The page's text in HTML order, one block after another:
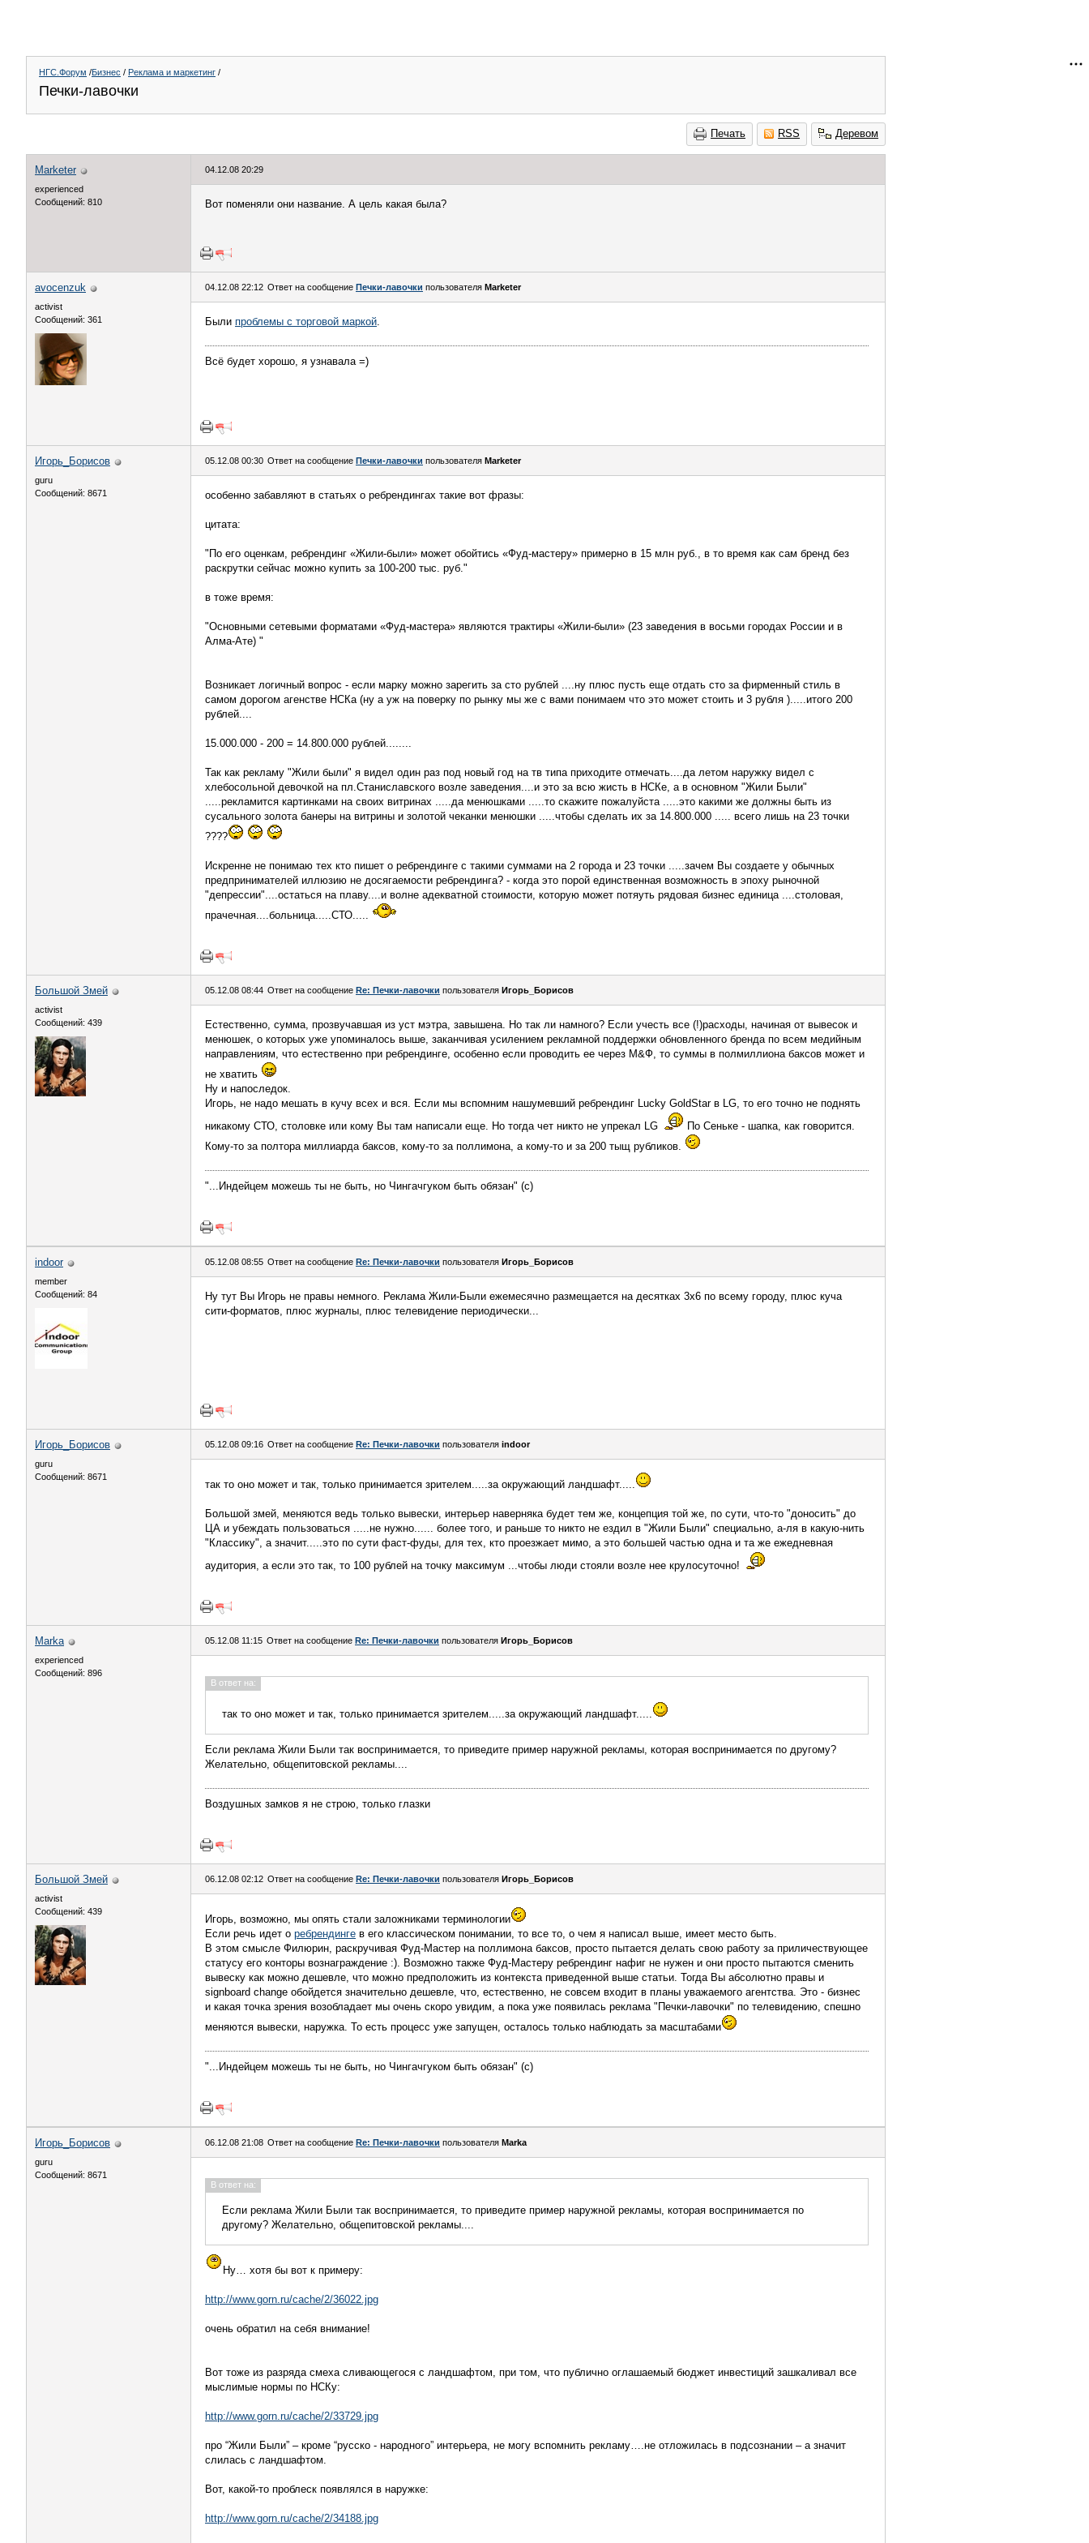
НГС.Форум /Бизнес / Реклама и маркетинг /
Печки-лавочки
Печать RSS Деревом
Marketer
experienced
Сообщений: 810
04.12.08 20:29
Вот поменяли они название. А цель какая была?
avocenzuk
activist
Сообщений: 361
04.12.08 22:12 Ответ на сообщение Печки-лавочки пользователя Marketer
Были проблемы с торговой маркой.
Всё будет хорошо, я узнавала =)
Игорь_Борисов
guru
Сообщений: 8671
05.12.08 00:30 Ответ на сообщение Печки-лавочки пользователя Marketer
особенно забавляют в статьях о ребрендингах такие вот фразы:
цитата:
"По его оценкам, ребрендинг «Жили-были» может обойтись «Фуд-мастеру» примерно в 15 млн руб., в то время как сам бренд без
раскрутки сейчас можно купить за 100-200 тыс. руб."
в тоже время:
"Основными сетевыми форматами «Фуд-мастера» являются трактиры «Жили-были» (23 заведения в восьми городах России и в
Алма-Ате) "
Возникает логичный вопрос - если марку можно зарегить за сто рублей ....ну плюс пусть еще отдать сто за фирменный стиль в
самом дорогом агенстве НСКа (ну а уж на поверку по рынку мы же с вами понимаем что это может стоить и 3 рубля ).....итого 200
рублей....
15.000.000 - 200 = 14.800.000 рублей........
Так как рекламу "Жили были" я видел один раз под новый год на тв типа приходите отмечать....да летом наружку видел с
хлебосольной девочкой на пл.Станиславского возле заведения....и это за всю жисть в НСКе, а в основном "Жили Были"
.....рекламится картинками на своих витринах .....да менюшками .....то скажите пожалуйста .....это какими же должны быть из
сусального золота банеры на витрины и золотой чеканки менюшки .....чтобы сделать их за 14.800.000 ..... всего лишь на 23 точки
????
Искренне не понимаю тех кто пишет о ребрендинге с такими суммами на 2 города и 23 точки .....зачем Вы создаете у обычных
предпринимателей иллюзию не досягаемости ребрендинга? - когда это порой единственная возможность в эпоху рыночной
"депрессии"....остаться на плаву....и волне адекватной стоимости, которую может потяуть рядовая бизнес единица ....столовая,
прачечная....больница.....СТО.....
Большой Змей
activist
Сообщений: 439
05.12.08 08:44 Ответ на сообщение Re: Печки-лавочки пользователя Игорь_Борисов
Естественно, сумма, прозвучавшая из уст мэтра, завышена. Но так ли намного? Если учесть все (!)расходы, начиная от вывесок и
менюшек, о которых уже упоминалось выше, заканчивая усилением рекламной поддержки обновленного бренда по всем медийным
направлениям, что естественно при ребрендинге, особенно если проводить ее через М&Ф, то суммы в полмиллиона баксов может и
не хватить
Ну и напоследок.
Игорь, не надо мешать в кучу всех и вся. Если мы вспомним нашумевший ребрендинг Lucky GoldStar в LG, то его точно не поднять
никакому СТО, столовке или кому Вы там написали еще. Но тогда чет никто не упрекал LG
По Сеньке - шапка, как говорится.
Кому-то за полтора миллиарда баксов, кому-то за поллимона, а кому-то и за 200 тыщ рубликов.
"...Индейцем можешь ты не быть, но Чингачгуком быть обязан" (с)
indoor
member
Сообщений: 84
05.12.08 08:55 Ответ на сообщение Re: Печки-лавочки пользователя Игорь_Борисов
Ну тут Вы Игорь не правы немного. Реклама Жили-Были ежемесячно размещается на десятках 3х6 по всему городу, плюс куча
сити-форматов, плюс журналы, плюс телевидение периодически...
Игорь_Борисов
guru
Сообщений: 8671
05.12.08 09:16 Ответ на сообщение Re: Печки-лавочки пользователя indoor
так то оно может и так, только принимается зрителем.....за окружающий ландшафт.....
Большой змей, меняются ведь только вывески, интерьер наверняка будет тем же, концепция той же, по сути, что-то "доносить" до
ЦА и убеждать пользоваться .....не нужно...... более того, и раньше то никто не ездил в "Жили Были" специально, а-ля в какую-нить
"Классику", а значит.....это по сути фаст-фуды, для тех, кто проезжает мимо, а это большей частью одна и та же ежедневная
аудитория, а если это так, то 100 рублей на точку максимум ...чтобы люди стояли возле нее крулосуточно!
Marka
experienced
Сообщений: 896
05.12.08 11:15 Ответ на сообщение Re: Печки-лавочки пользователя Игорь_Борисов
В ответ на:
так то оно может и так, только принимается зрителем.....за окружающий ландшафт.....
Если реклама Жили Были так воспринимается, то приведите пример наружной рекламы, которая воспринимается по другому?
Желательно, общепитовской рекламы....
Воздушных замков я не строю, только глазки
Большой Змей
activist
Сообщений: 439
06.12.08 02:12 Ответ на сообщение Re: Печки-лавочки пользователя Игорь_Борисов
Игорь, возможно, мы опять стали заложниками терминологии
Если речь идет о ребрендинге в его классическом понимании, то все то, о чем я написал выше, имеет место быть.
В этом смысле Филюрин, раскручивая Фуд-Мастер на поллимона баксов, просто пытается делать свою работу за приличествующее
статусу его конторы вознаграждение :). Возможно также Фуд-Мастеру ребрендинг нафиг не нужен и они просто пытаются сменить
вывеску как можно дешевле, что можно предположить из контекста приведенной выше статьи. Тогда Вы абсолютно правы и
signboard change обойдется значительно дешевле, что, естественно, не совсем входит в планы уважаемого агентства. Это - бизнес
и какая точка зрения возобладает мы очень скоро увидим, а пока уже появилась реклама "Печки-лавочки" по телевидению, спешно
меняются вывески, наружка. То есть процесс уже запущен, осталось только наблюдать за масштабами
"...Индейцем можешь ты не быть, но Чингачгуком быть обязан" (с)
Игорь_Борисов
guru
Сообщений: 8671
06.12.08 21:08 Ответ на сообщение Re: Печки-лавочки пользователя Marka
В ответ на:
Если реклама Жили Были так воспринимается, то приведите пример наружной рекламы, которая воспринимается по
другому? Желательно, общепитовской рекламы....
Ну… хотя бы вот к примеру:
http://www.gorn.ru/cache/2/36022.jpg
очень обратил на себя внимание!
Вот тоже из разряда смеха сливающегося с ландшафтом, при том, что публично оглашаемый бюджет инвестиций зашкаливал все
мыслимые нормы по НСКу:
http://www.gorn.ru/cache/2/33729.jpg
про “Жили Были” – кроме “русско - народного” интерьера, не могу вспомнить рекламу….не отложилась в подсознании – а значит
слилась с ландшафтом.
Вот, какой-то проблеск появлялся в наружке:
http://www.gorn.ru/cache/2/34188.jpg